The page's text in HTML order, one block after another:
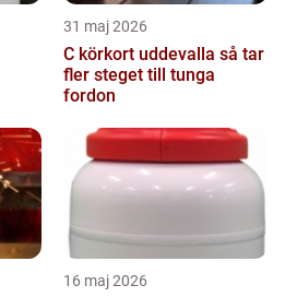
31 maj 2026
C körkort uddevalla så tar
fler steget till tunga
fordon
16 maj 2026